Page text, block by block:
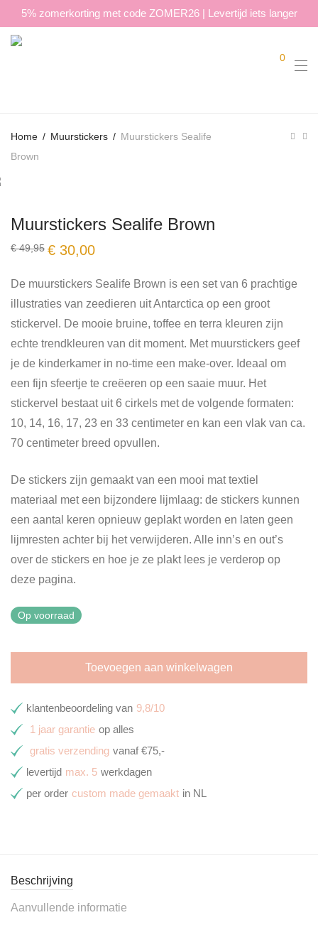
5% zomerkorting met code ZOMER26 | Levertijd iets langer
0
Home / Muurstickers / Muurstickers Sealife
Brown
Muurstickers Sealife Brown
€49,95 Oorspronkelijke
prijs
€ 49,95.
€ 30,00Huidige
€ 30,00.
De muurstickers Sealife Brown is een set van 6 prachtige
illustraties van zeedieren uit Antarctica op een groot
stickervel. De mooie bruine, toffee en terra kleuren zijn
echte trendkleuren van dit moment. Met muurstickers geef
je de kinderkamer in no-time een make-over. Ideaal om
een fijn sfeertje te creëeren op een saaie muur. Het
stickervel bestaat uit 6 cirkels met de volgende formaten:
10, 14, 16, 17, 23 en 33 centimeter en kan een vlak van ca.
70 centimeter breed opvullen.
De stickers zijn gemaakt van een mooi mat textiel
materiaal met een bijzondere lijmlaag: de stickers kunnen
een aantal keren opnieuw geplakt worden en laten geen
lijmresten achter bij het verwijderen. Alle inn’s en out’s
over de stickers en hoe je ze plakt lees je verderop op
deze pagina.
Op voorraad
Toevoegen aan winkelwagen
klantenbeoordeling van 9,8/10
1 jaar garantie op alles
gratis verzending vanaf €75,-
levertijd max. 5 werkdagen
per order custom made gemaakt in NL
Beschrijving
Aanvullende informatie